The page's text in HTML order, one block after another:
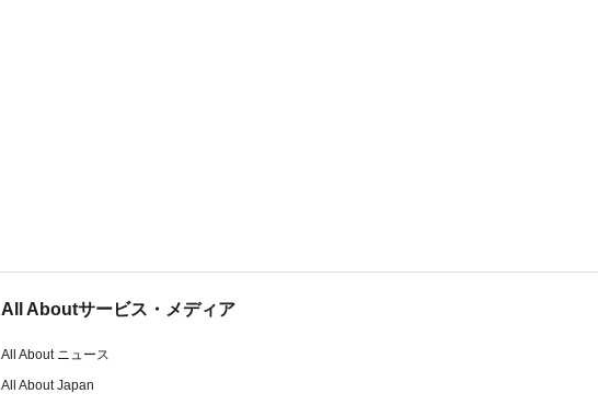
All Aboutサービス・メディア
All About ニュース
All About Japan